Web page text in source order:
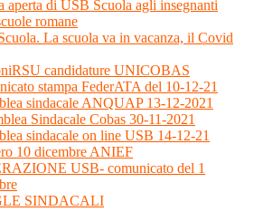
aperta di USB Scuola agli insegnanti
romane
La scuola va in vacanza, il Covid
candidature UNICOBAS
stampa FederATA del 10-12-21
sindacale ANQUAP 13-12-2021
Sindacale Cobas 30-11-2021
sindacale on line USB 14-12-21
10 dicembre ANIEF
USB- comunicato del 1
SINDACALI